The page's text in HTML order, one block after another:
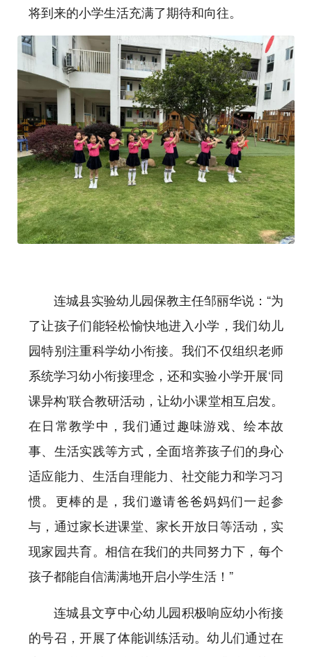
将到来的小学生活充满了期待和向往。
连城县实验幼儿园保教主任邹丽华说：“为
了让孩子们能轻松愉快地进入小学，我们幼儿
园特别注重科学幼小衔接。我们不仅组织老师
系统学习幼小衔接理念，还和实验小学开展‘同
课异构’联合教研活动，让幼小课堂相互启发。
在日常教学中，我们通过趣味游戏、绘本故
事、生活实践等方式，全面培养孩子们的身心
适应能力、生活自理能力、社交能力和学习习
惯。更棒的是，我们邀请爸爸妈妈们一起参
与，通过家长进课堂、家长开放日等活动，实
现家园共育。相信在我们的共同努力下，每个
孩子都能自信满满地开启小学生活！”
连城县文亨中心幼儿园积极响应幼小衔接
的号召，开展了体能训练活动。幼儿们通过在